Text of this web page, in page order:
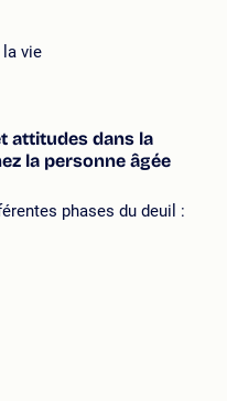
vie
attitudes dans la
la personne âgée
phases du deuil :